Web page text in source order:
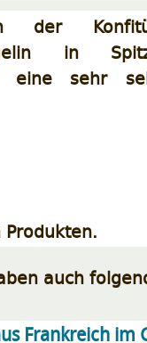
der
in
eine sehr
auch
Frankreich im